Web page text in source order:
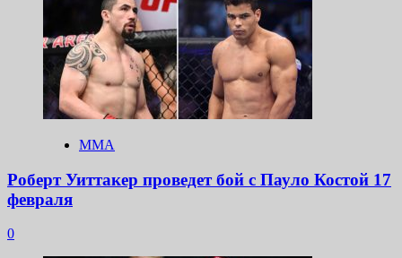
ММА
Роберт Уиттакер проведет бой с Пауло Костой 17
февраля
0